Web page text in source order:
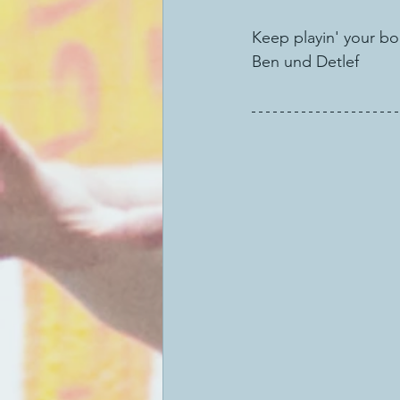
Keep playin' your
Ben und Detlef